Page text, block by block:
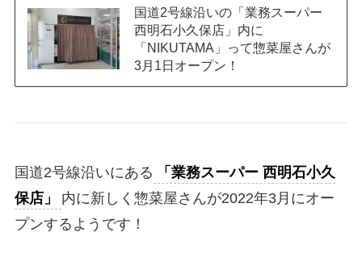
国道2号線沿いの「業務スーパー
西明石小久保店」内に
「NIKUTAMA」って惣菜屋さんが
3月1日オープン！
国道2号線沿いにある
「業務スーパー 西明石小久
保店」
内に新しく惣菜屋さんが2022年3月にオー
プンするようです！